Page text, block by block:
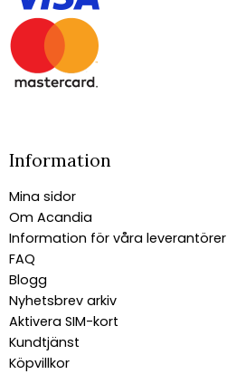
Information
Mina sidor
Om Acandia
Information för våra leverantörer
FAQ
Blogg
Nyhetsbrev arkiv
Aktivera SIM-kort
Kundtjänst
Köpvillkor